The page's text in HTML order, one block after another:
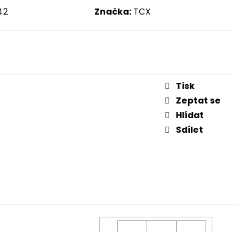
Značka: TCX
Tisk
Zeptat se
Hlídat
Sdílet